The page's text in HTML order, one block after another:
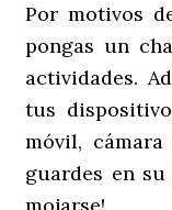
Por motivos
pongas un
actividades.
tus
móvil,
guardes en su